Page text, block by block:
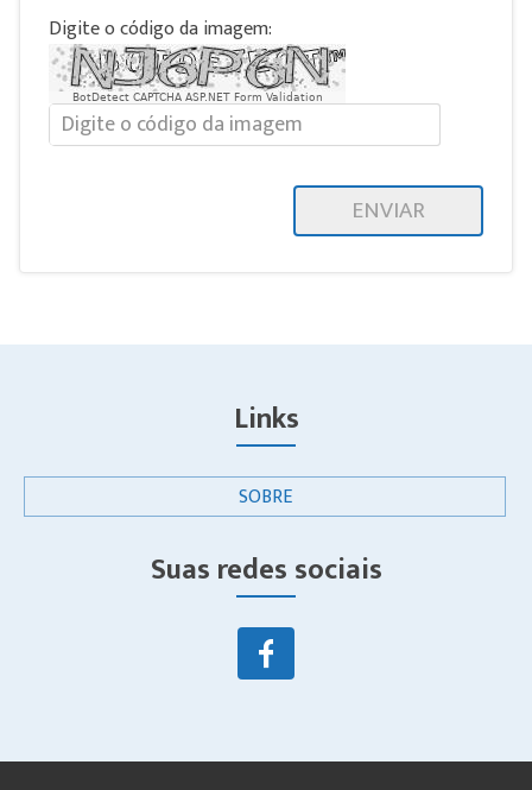
Digite o código da imagem:
BotDetect CAPTCHA ASP.NET Form Validation
ENVIAR
Links
SOBRE
Suas redes sociais